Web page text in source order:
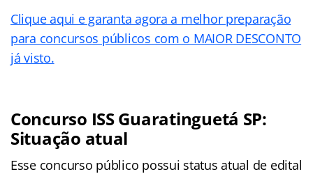
Clique aqui e garanta agora a melhor preparação
para concursos públicos com o MAIOR DESCONTO
já visto.
Concurso ISS Guaratinguetá SP:
Situação atual
Esse concurso público possui status atual de edital